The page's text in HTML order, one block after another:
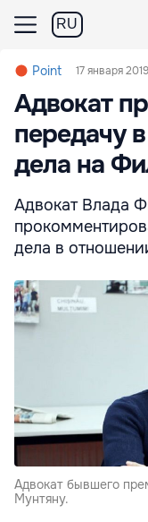
RU
Point 17 января
Адвокат
передачу
дела на
Адвокат Влада
дела в
Адвокат бывшего
Мунтяну.